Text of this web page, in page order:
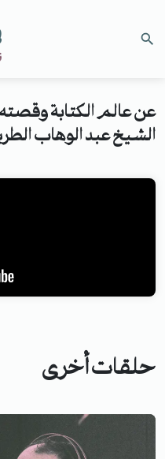
عن عالم الكتابة
الشيخ عبد الوهاب
حلقات أخرى